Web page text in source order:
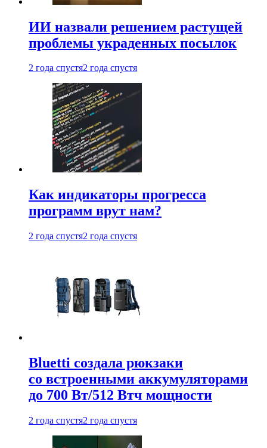
ИИ назвали решением растущей
проблемы украденных посылок
2 года спустя2 года спустя
Как индикаторы прогресса
программ врут нам?
2 года спустя2 года спустя
Bluetti создала рюкзаки
со встроенными аккумуляторами
до 700 Вт/512 Втч мощности
2 года спустя2 года спустя